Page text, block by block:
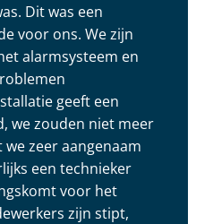
Dit was een
voor ons. We zijn
alarmsysteem en
geeft een
we zouden niet meer
zeer aangenaam
een technieker
voor het
zijn stipt,